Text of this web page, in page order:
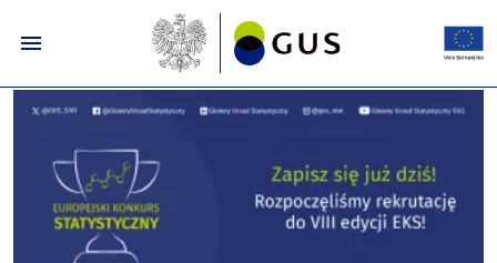
Zapraszamy do udziału w VIII
Przejdź do menu nawigacyjnego
Przejdź do wyszukiwarki